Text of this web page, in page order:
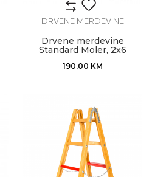
DRVENE MERDEVINE
Drvene merdevine
Standard Moler, 2x6
190,00 KM